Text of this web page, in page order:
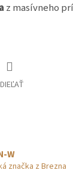
z masívneho
W
značka z Brezna